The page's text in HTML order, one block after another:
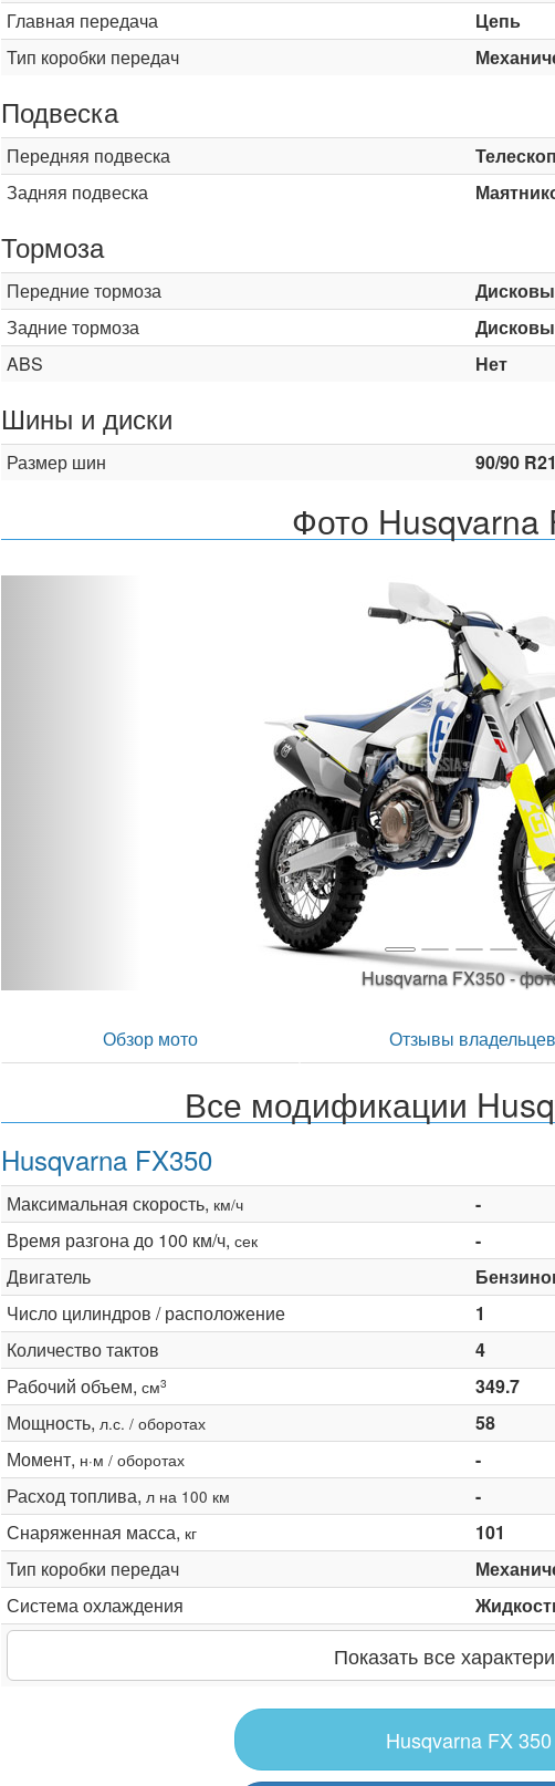
Главная передача
Цепь
Тип коробки передач
Подвеска
Передняя подвеска
Задняя подвеска
Тормоза
Передние тормоза
Задние тормоза
ABS
Нет
Шины и диски
Размер шин 90/90
Фото Husqvarna
Обзор мото Отзывы владельцев
Все модификации
Husqvarna FX350
Максимальная скорость, км/ч
-
Время разгона до 100 км/ч, сек
-
Двигатель
Число цилиндров / расположение
1
Количество тактов
4
Рабочий объем, см3
349.7
Мощность, л.с. / оборотах
58
Момент, н·м / оборотах
-
Расход топлива, л на 100 км
-
Снаряженная масса, кг
101
Тип коробки передач
Система охлаждения
Показать все
Husqvarna FX 350